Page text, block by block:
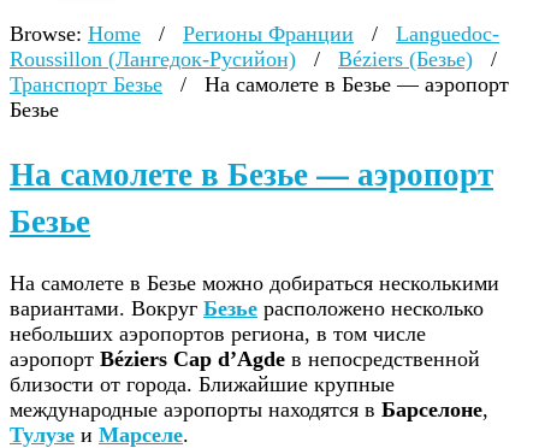
Browse: Home / Регионы Франции /
Languedoc-
Roussillon (Лангедок-Русийон)
/ Béziers (Безье)
/
Транспорт Безье
/
На самолете в Безье — аэропорт
Безье
На самолете в Безье — аэропорт
Безье
На самолете в Безье можно добираться несколькими
вариантами. Вокруг Безье расположено несколько
небольших аэропортов региона, в том числе
аэропорт Béziers Cap d’Agde в непосредственной
близости от города. Ближайшие крупные
международные аэропорты находятся в Барселоне,
Тулузе и Марселе.